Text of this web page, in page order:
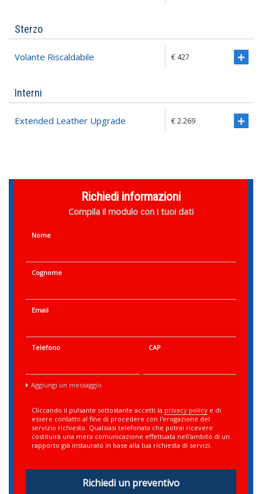
Sterzo
Volante Riscaldabile € 427
Interni
Extended Leather Upgrade € 2.269
Richiedi informazioni
Compila il modulo con i tuoi dati
Nome
Cognome
Email
Telefono CAP
Aggiungi un messaggio
Cliccando il pulsante sottostante accetti la privacy policy e di
essere contatto al fine di procedere con l'erogazione del
servizio richiesto. Qualsiasi telefonata che potrai ricevere
costituirà una mera comunicazione effettuata nell'ambito di un
rapporto già instaurato in base alla tua richiesta di servizi.
Richiedi un preventivo